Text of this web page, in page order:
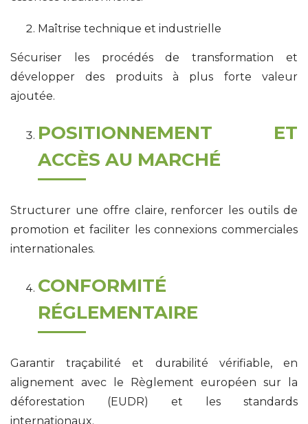
Maîtrise technique et industrielle
Sécuriser les procédés de transformation et
développer des produits à plus forte valeur
ajoutée.
POSITIONNEMENT ET
ACCÈS AU MARCHÉ
Structurer une offre claire, renforcer les outils de
promotion et faciliter les connexions commerciales
internationales.
CONFORMITÉ
RÉGLEMENTAIRE
Garantir traçabilité et durabilité vérifiable, en
alignement avec le Règlement européen sur la
déforestation (EUDR) et les standards
internationaux.